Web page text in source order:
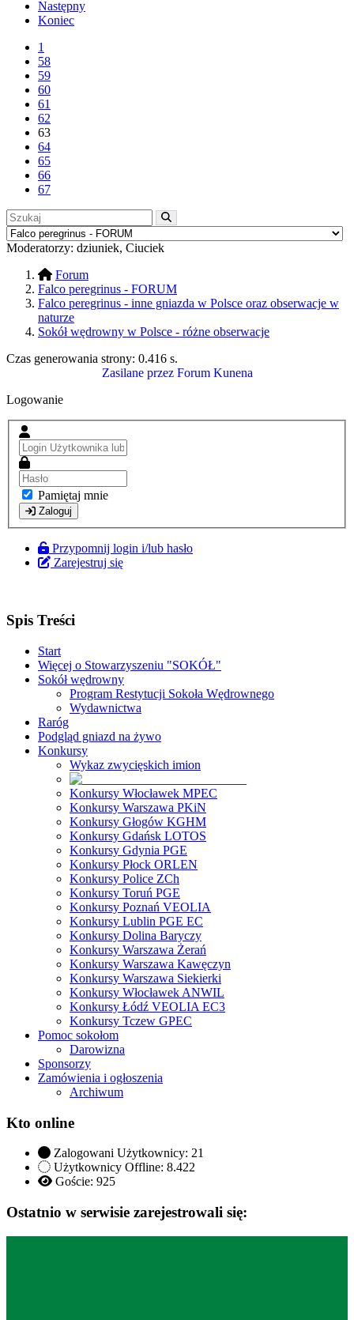
Następny
Koniec
1
58
59
60
61
62
63
64
65
66
67
Moderatorzy: dziuniek, Ciuciek
Forum
Falco peregrinus - FORUM
Falco peregrinus - inne gniazda w Polsce oraz obserwacje w
naturze
Sokół wędrowny w Polsce - różne obserwacje
Czas generowania strony: 0.416 s.
Zasilane przez Forum Kunena
Logowanie
Pamiętaj mnie
Zaloguj
Przypomnij login i/lub hasło
Zarejestruj się
Spis Treści
Start
Więcej o Stowarzyszeniu "SOKÓŁ"
Sokół wędrowny
Program Restytucji Sokoła Wędrownego
Wydawnictwa
Raróg
Podgląd gniazd na żywo
Konkursy
Wykaz zwycięskich imion
Konkursy Włocławek MPEC
Konkursy Warszawa PKiN
Konkursy Głogów KGHM
Konkursy Gdańsk LOTOS
Konkursy Gdynia PGE
Konkursy Płock ORLEN
Konkursy Police ZCh
Konkursy Toruń PGE
Konkursy Poznań VEOLIA
Konkursy Lublin PGE EC
Konkursy Dolina Baryczy
Konkursy Warszawa Żerań
Konkursy Warszawa Kawęczyn
Konkursy Warszawa Siekierki
Konkursy Włocławek ANWIL
Konkursy Łódź VEOLIA EC3
Konkursy Tczew GPEC
Pomoc sokołom
Darowizna
Sponsorzy
Zamówienia i ogłoszenia
Archiwum
Kto online
Zalogowani Użytkownicy: 21
Użytkownicy Offline: 8.422
Goście: 925
Ostatnio w serwisie zarejestrowali się: